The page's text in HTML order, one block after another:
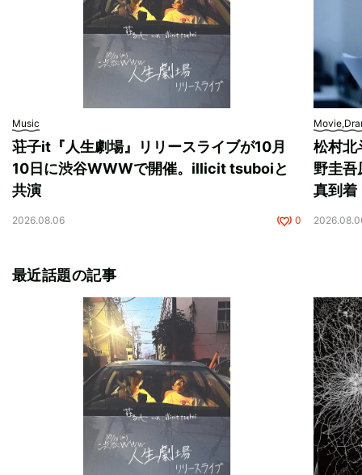
Music
荘子it『人生劇場』リリースライブが10月
10日に渋谷WWWで開催。illicit tsuboiと
共演
2026.08.06 0
松村北
野圭吾
真到着
最近話題の記事